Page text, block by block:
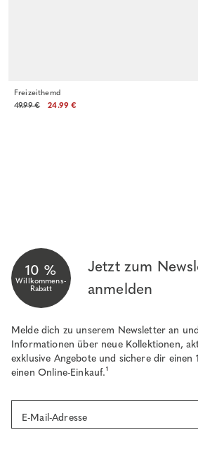
Freizeithemd
49.99 €
24.99 €
10 %
Willkommens-
Rabatt
Jetzt zum
anmelden
Melde dich zu unserem Newsletter an
Informationen über neue Kollektionen,
exklusive Angebote und sichere dir einen
einen Online-Einkauf.¹
E-Mail-Adresse